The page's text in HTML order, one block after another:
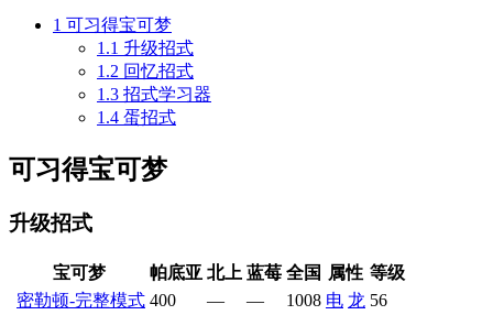
1 可习得宝可梦
1.1 升级招式
1.2 回忆招式
1.3 招式学习器
1.4 蛋招式
可习得宝可梦
升级招式
宝可梦 帕底亚 北上 蓝莓 全国 属性 等级
密勒顿-完整模式 400 — — 1008 电 龙 56